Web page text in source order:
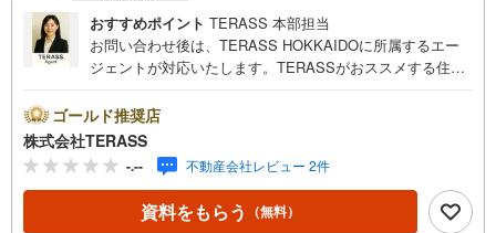
おすすめポイント TERASS 本部担当
お問い合わせ後は、TERASS HOKKAIDOに所属するエー
ジェントが対応いたします。TERASSがおススメする住宅
の場合）・がん100％保障団信が【金利上乗せなし】で加入
可能！・頭金0円でも可能！・諸費用も、物件価格の10％ま
では融資可能！※2026年8月現在■常駐管理の新耐震基準マ
ンション■LDKを含む3部屋がバルコニーに面した設計■LD
と隣接する和室は一体利用が可能な間取り■和室にウォーク
イン押入れあり【リフォーム内容】○新規交換:システムキ
ゴールド推奨店
株式会社TERASS
-.-- 不動産会社レビュー 2件
資料をもらう （無料）